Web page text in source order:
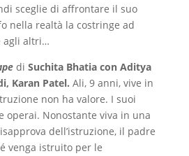
sceglie di affrontare il suo
nella realtà la costringe ad
agli altri…
di Suchita Bhatia con Aditya
Karan Patel. Ali, 9 anni, vive in
non ha valore. I suoi
operai. Nonostante viva in una
dell’istruzione, il padre
venga istruito per le